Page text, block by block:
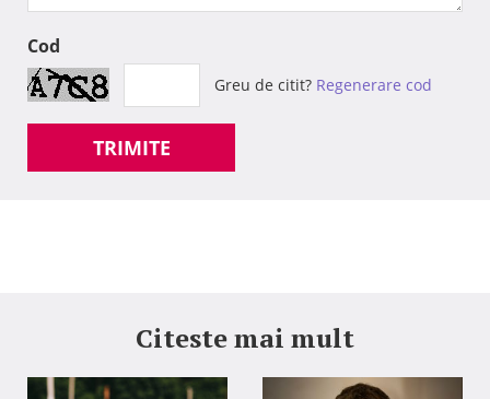
Cod
Greu de citit? Regenerare cod
TRIMITE
Citeste mai mult